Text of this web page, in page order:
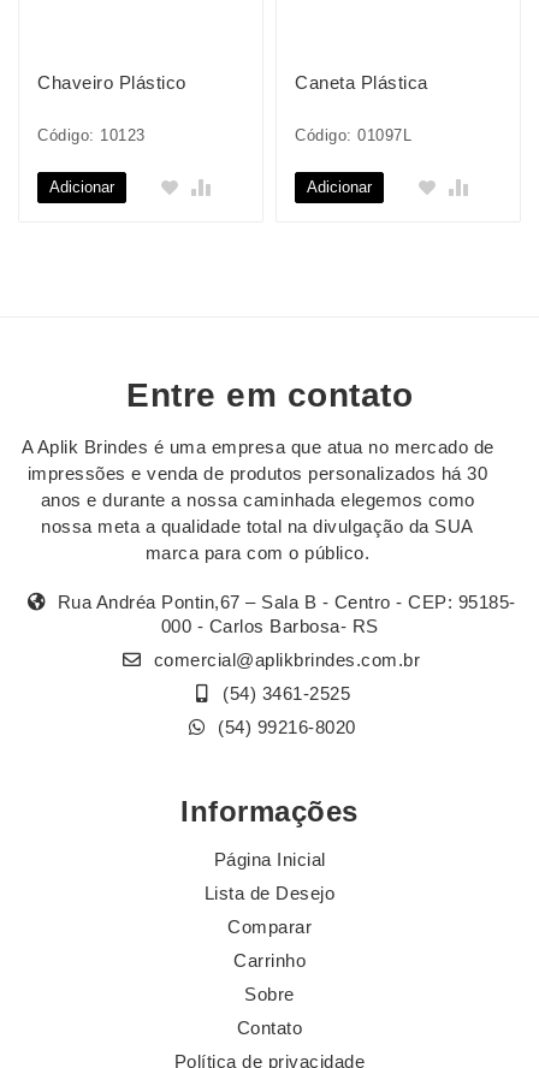
Chaveiro Plástico
Código: 10123
Adicionar
Caneta Plástica
Código: 01097L
Adicionar
Entre em contato
A Aplik Brindes é uma empresa que atua no mercado de
impressões e venda de produtos personalizados há 30
anos e durante a nossa caminhada elegemos como
nossa meta a qualidade total na divulgação da SUA
marca para com o público.
Rua Andréa Pontin,67 – Sala B - Centro - CEP: 95185-
000 - Carlos Barbosa- RS
comercial@aplikbrindes.com.br
(54) 3461-2525
(54) 99216-8020
Informações
Página Inicial
Lista de Desejo
Comparar
Carrinho
Sobre
Contato
Política de privacidade